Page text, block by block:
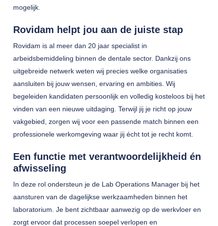
mogelijk.
Rovidam helpt jou aan de juiste stap
Rovidam is al meer dan 20 jaar specialist in
arbeidsbemiddeling binnen de dentale sector. Dankzij ons
uitgebreide netwerk weten wij precies welke organisaties
aansluiten bij jouw wensen, ervaring en ambities. Wij
begeleiden kandidaten persoonlijk en volledig kosteloos bij het
vinden van een nieuwe uitdaging. Terwijl jij je richt op jouw
vakgebied, zorgen wij voor een passende match binnen een
professionele werkomgeving waar jij écht tot je recht komt.
Een functie met verantwoordelijkheid én
afwisseling
In deze rol ondersteun je de Lab Operations Manager bij het
aansturen van de dagelijkse werkzaamheden binnen het
laboratorium. Je bent zichtbaar aanwezig op de werkvloer en
zorgt ervoor dat processen soepel verlopen en